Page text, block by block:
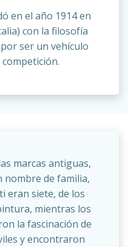
en el año 1914 en
con la filosofía
ser un vehículo
marcas antiguas,
nombre de familia,
eran siete, de los
mientras los
la fascinación de
y encontraron